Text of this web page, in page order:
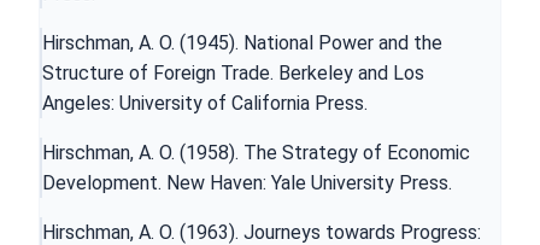
Hirschman, A. O. (1945). National Power and the
Structure of Foreign Trade. Berkeley and Los
Angeles: University of California Press.
Hirschman, A. O. (1958). The Strategy of Economic
Development. New Haven: Yale University Press.
Hirschman, A. O. (1963). Journeys towards Progress: